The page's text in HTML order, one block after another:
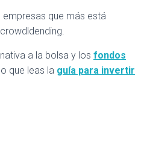
empresas que más está
a la bolsa y los fondos
que leas la guía para invertir